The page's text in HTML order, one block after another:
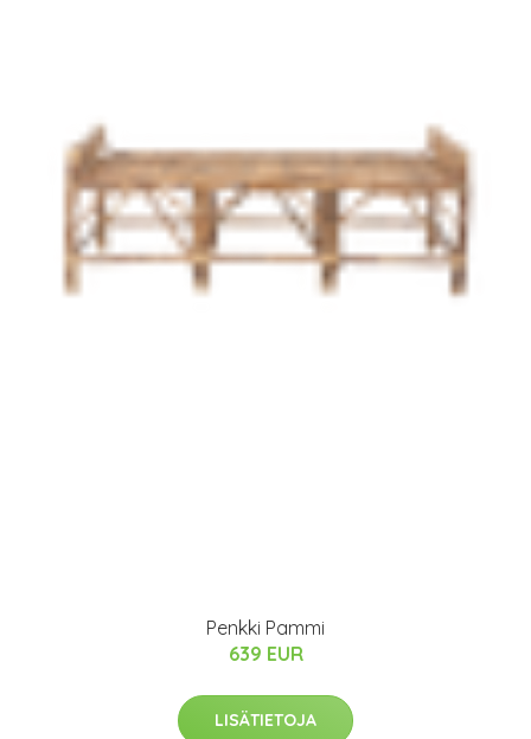
Penkki Pammi
639 EUR
LISÄTIETOJA